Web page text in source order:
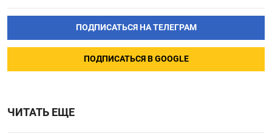
ПОДПИСАТЬСЯ НА ТЕЛЕГРАМ
ПОДПИСАТЬСЯ В GOOGLE
ЧИТАТЬ ЕЩЕ